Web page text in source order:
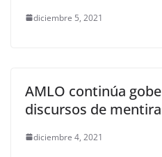
diciembre 5, 2021
AMLO continúa
discursos de
diciembre 4, 2021